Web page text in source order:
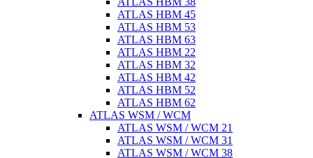
ATLAS HBM 45
ATLAS HBM 53
ATLAS HBM 63
ATLAS HBM 22
ATLAS HBM 32
ATLAS HBM 42
ATLAS HBM 52
ATLAS HBM 62
ATLAS WSM / WCM
ATLAS WSM / WCM 21
ATLAS WSM / WCM 31
ATLAS WSM / WCM 38